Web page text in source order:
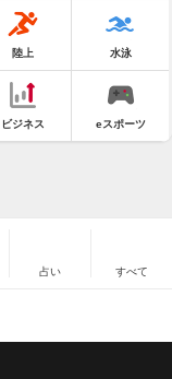
陸上 水泳
ビジネス eスポーツ
占い すべて